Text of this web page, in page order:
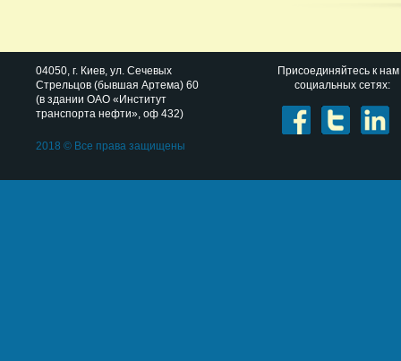
04050, г. Киев, ул. Сечевых
Стрельцов (бывшая Артема) 60
(в здании ОАО «Институт
транспорта нефти», оф 432)
2018 © Все права защищены
Присоединяйтесь к нам
социальных сетях: